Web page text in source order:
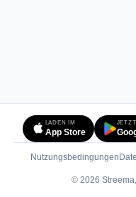
LADEN IM
App Store
JETZT
Nutzungsbedingungen
© 2026